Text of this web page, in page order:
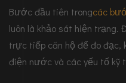
Bước đầu tiên trongcác
luôn là khảo sát hiện trạng.
trực tiếp căn hộ để đo đạc,
điện nước và các yếu tố kỹ